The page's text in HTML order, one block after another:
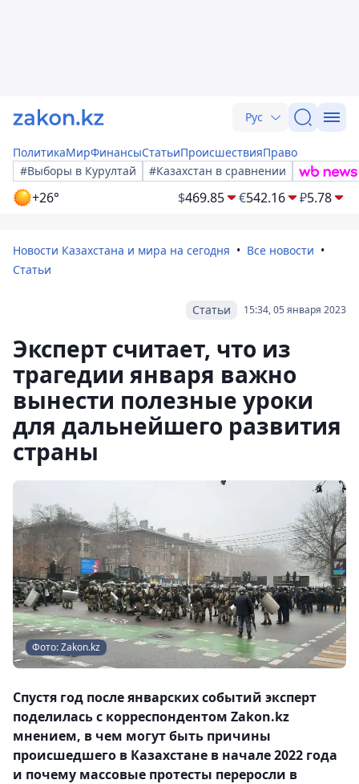
Рус
ПолитикаМирФинансыСтатьиПроисшествияПраво
#Выборы в Курултай
#Казахстан в сравнении
+26° $469.85 €542.16 ₽5.78
Новости Казахстана и мира на сегодня
Все новости
Статьи
15:34, 05 января 2023
Статьи
Эксперт считает, что из
трагедии января важно
вынести полезные уроки
для дальнейшего развития
страны
Фото: Zakon.kz
Спустя год после январских событий эксперт
поделилась с корреспондентом Zakon.kz
мнением, в чем могут быть причины
происшедшего в Казахстане в начале 2022 года
и почему массовые протесты переросли в